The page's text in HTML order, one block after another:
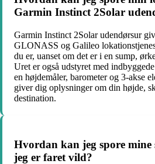
Garmin Instinct 2Solar
Garmin Instinct 2Solar udendørsur
GLONASS og Galileo
du er, uanset om det er i en sump,
Uret er også udstyret med
en højdemåler, barometer og 3-akse
giver dig oplysninger om din højde,
destination.
Hvordan kan jeg spore
jeg er faret vild?